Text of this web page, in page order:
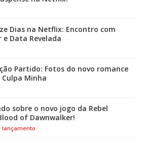
Dias na Netflix: Encontro com
Data Revelada
Partido: Fotos do novo romance
Minha
sobre o novo jogo da Rebel
of Dawnwalker!
lançamento